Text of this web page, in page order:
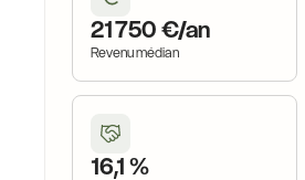
21 750 €/an
Revenu médian
16,1 %